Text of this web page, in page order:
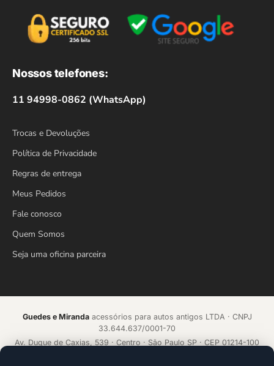
Nossos telefones:
11 94998-0862 (WhatsApp)
Trocas e Devoluções
Política de Privacidade
Regras de entrega
Meus Pedidos
Fale conosco
Quem Somos
Seja uma oficina parceira
Guedes e Mirandaacessórios para autos antigos LTDA · CNPJ
33.644.637/0001-70
Av. Duque de Caxias, 539 · Centro · São Paulo SP · CEP 01214-100